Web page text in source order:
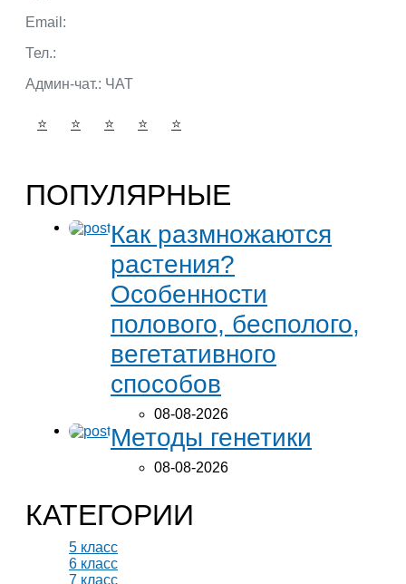
Email:
Тел.:
Админ-чат.: ЧАТ
⭐ ⭐ ⭐ ⭐ ⭐
ПОПУЛЯРНЫЕ
Как размножаются
растения?
Особенности
полового, бесполого,
вегетативного
способов
08-08-2026
Методы генетики
08-08-2026
КАТЕГОРИИ
5 класс
6 класс
7 класс